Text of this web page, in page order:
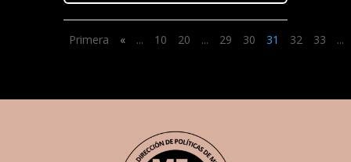
Primera « ... 10 20 ... 29 30 31 32 33 ...